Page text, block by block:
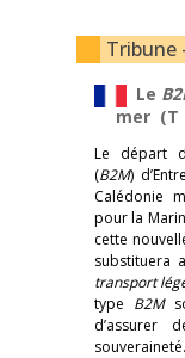
Tribune
Le
mer (T
Le départ
(B2M)
Calédonie
pour la
cette
substituera
transport
type B2M
d’assurer
souveraineté.